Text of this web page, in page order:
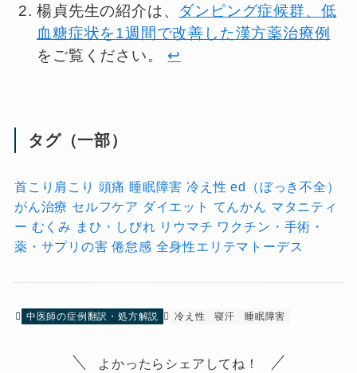
楊貞先生の紹介は、 ダンピング症候群、低
血糖症状を1週間で改善した漢方薬治療例
をご覧ください。 ↩︎
タグ（一部）
首こり肩こり 頭痛 睡眠障害 冷え性 ed（ぼっき不全）
がん治療 セルフケア ダイエット てんかん マタニティ
ー むくみ まひ・しびれ リウマチ ワクチン・手術・
薬・サプリの害 倦怠感 全身性エリテマトーデス
中医師の症例翻訳・処方解説 冷え性 寝汗 睡眠障害
よかったらシェアしてね！